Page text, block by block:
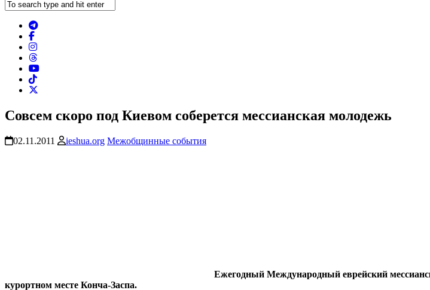
Совсем скоро под Киевом соберется мессианская молодежь
02.11.2011 ieshua.org Межобщинные события
Ежегодный Международный еврейский
курортном месте Конча-Заспа.